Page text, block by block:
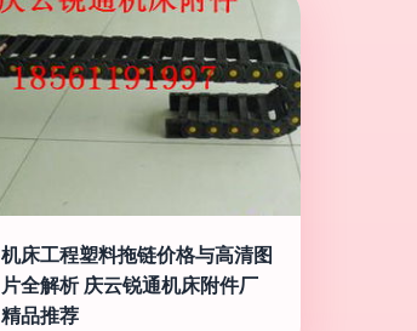
机床工程塑料拖链价格与高清图
片全解析 庆云锐通机床附件厂
精品推荐